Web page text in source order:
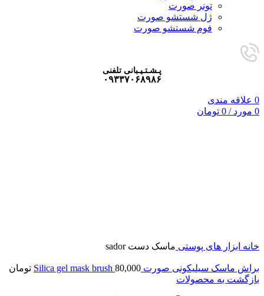
تونر صورت
ژل شستشو صورت
فوم شستشو صورت
پـشـتـیـبانی تلفنی
۰۹۳۳۷۰۶۸۹۸۶
0 علاقه مندی
0 مورد /
0 تومان
خانه ابزار های پوستی ماسک دست sador
براش ماسک سیلیکونی صورت Silica gel mask brush 80,000
تومان
بازگشت به محصولات